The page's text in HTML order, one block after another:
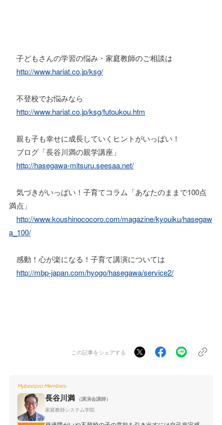
子どもさんの学習の悩み・家庭教師のご相談は
http://www.hariat.co.jp/ksg/
不登校でお悩みなら
http://www.hariat.co.jp/ksg/futoukou.htm
親も子も幸せに成長していくヒントがいっぱい！
ブログ「長谷川満の親学講座」
http://hasegawa-mitsuru.seesaa.net/
気づきがいっぱい！子育てコラム「あなたのままで100点
満点」
http://www.koushinococoro.com/magazine/kyouiku/hasegaw
a_100/
感動！心が楽になる！子育て講演については
http://mbp-japan.com/hyogo/hasegawa/service2/
この記事をシェアする
Mybestpro Members
長谷川満
（講演会講師）
家庭教師システム学院